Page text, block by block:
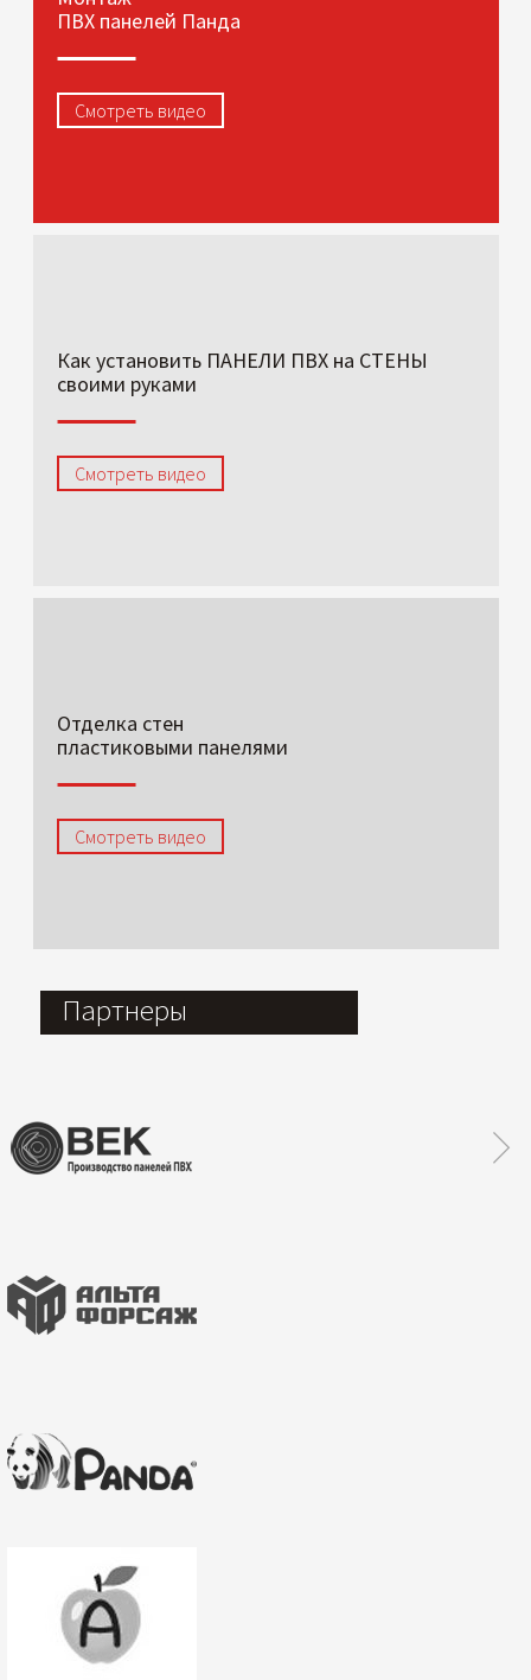
ПВХ панелей Панда
Смотреть видео
Как установить ПАНЕЛИ ПВХ на СТЕНЫ
своими руками
Смотреть видео
Отделка стен
пластиковыми панелями
Смотреть видео
Партнеры